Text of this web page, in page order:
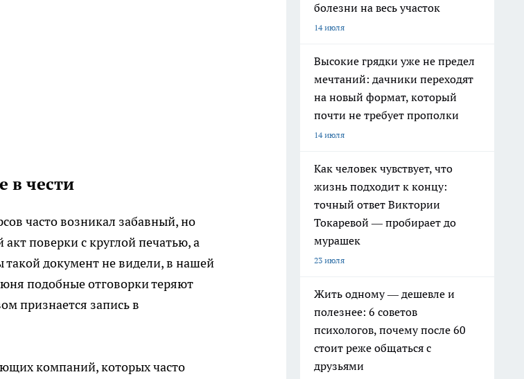
в чести
часто возникал забавный, но
поверки с круглой печатью, а
документ не видели, в нашей
подобные отговорки теряют
признается запись в
компаний, которых часто
болезни на весь участок
14 июля
Высокие грядки уже не предел
мечтаний: дачники переходят
на новый формат, который
почти не требует прополки
14 июля
Как человек чувствует, что
жизнь подходит к концу:
точный ответ Виктории
Токаревой — пробирает до
мурашек
23 июля
Жить одному — дешевле и
полезнее: 6 советов
психологов, почему после 60
стоит реже общаться с
друзьями